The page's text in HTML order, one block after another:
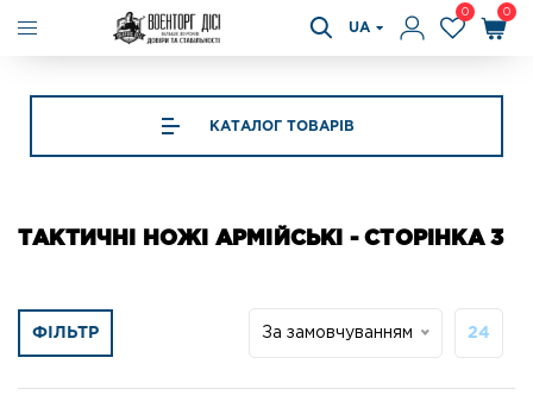
UA
0 0
КАТАЛОГ ТОВАРІВ
ТАКТИЧНІ НОЖІ АРМІЙСЬКІ - СТОРІНКА 3
ФІЛЬТР За замовчуванням 24